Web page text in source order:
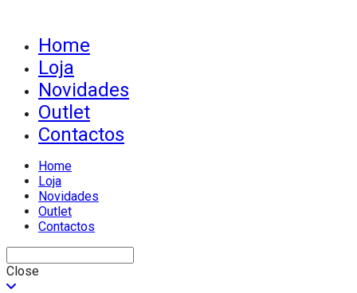
Home
Loja
Novidades
Outlet
Contactos
Home
Loja
Novidades
Outlet
Contactos
Close